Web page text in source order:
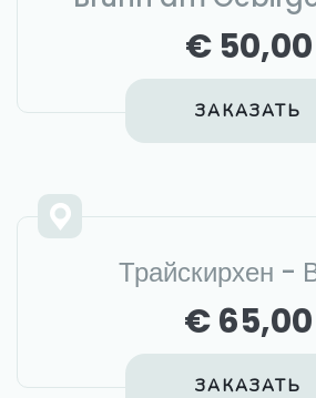
€ 50,00
ЗАКАЗАТЬ
Трайскирхен -
€ 65,00
ЗАКАЗАТЬ